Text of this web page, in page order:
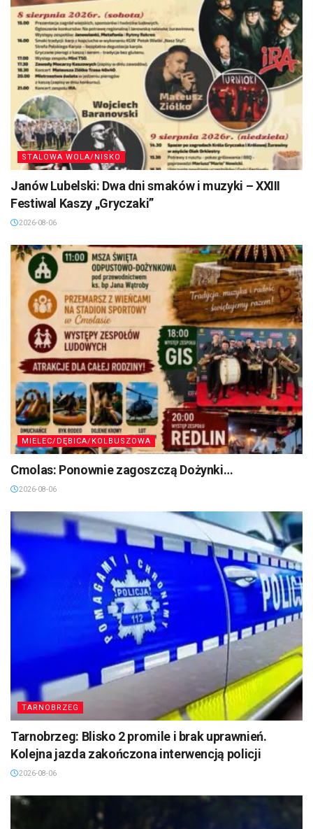
STALOWA WOLA/NISKO
Janów Lubelski: Dwa dni smaków i muzyki – XXIII
Festiwal Kaszy „Gryczaki”
2026-08-06
MIELEC/DĘBICA/KOLBUSZOWA
Cmolas: Ponownie zagoszczą Dożynki…
2026-08-06
TARNOBRZEG
Tarnobrzeg: Blisko 2 promile i brak uprawnień.
Kolejna jazda zakończona interwencją policji
2026-08-06